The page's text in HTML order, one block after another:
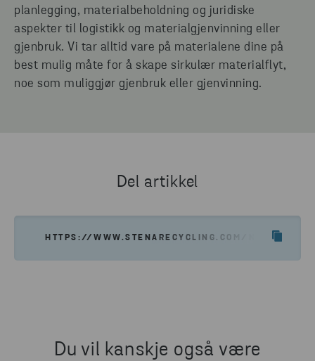
planlegging, materialbeholdning og juridiske
aspekter til logistikk og materialgjenvinning eller
gjenbruk. Vi tar alltid vare på materialene dine på
best mulig måte for å skape sirkulær materialflyt,
noe som muliggjør gjenbruk eller gjenvinning.
Del artikkel
HTTPS://WWW.STENARECYCLING.COM/NO/HVA-
Du vil kanskje også være